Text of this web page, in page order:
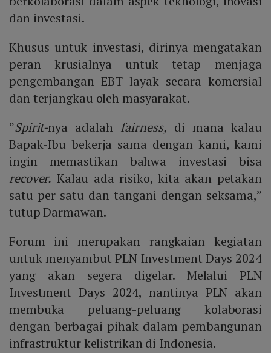
dan investasi.
Khusus untuk investasi, dirinya mengatakan
peran krusialnya untuk tetap menjaga
pengembangan EBT layak secara komersial
dan terjangkau oleh masyarakat.
”Spirit-nya adalah fairness, di mana kalau
Bapak-Ibu bekerja sama dengan kami, kami
ingin memastikan bahwa investasi bisa
recover. Kalau ada risiko, kita akan petakan
satu per satu dan tangani dengan seksama,”
tutup Darmawan.
Forum ini merupakan rangkaian kegiatan
untuk menyambut PLN Investment Days 2024
yang akan segera digelar. Melalui PLN
Investment Days 2024, nantinya PLN akan
membuka peluang-peluang kolaborasi
dengan berbagai pihak dalam pembangunan
infrastruktur kelistrikan di Indonesia.